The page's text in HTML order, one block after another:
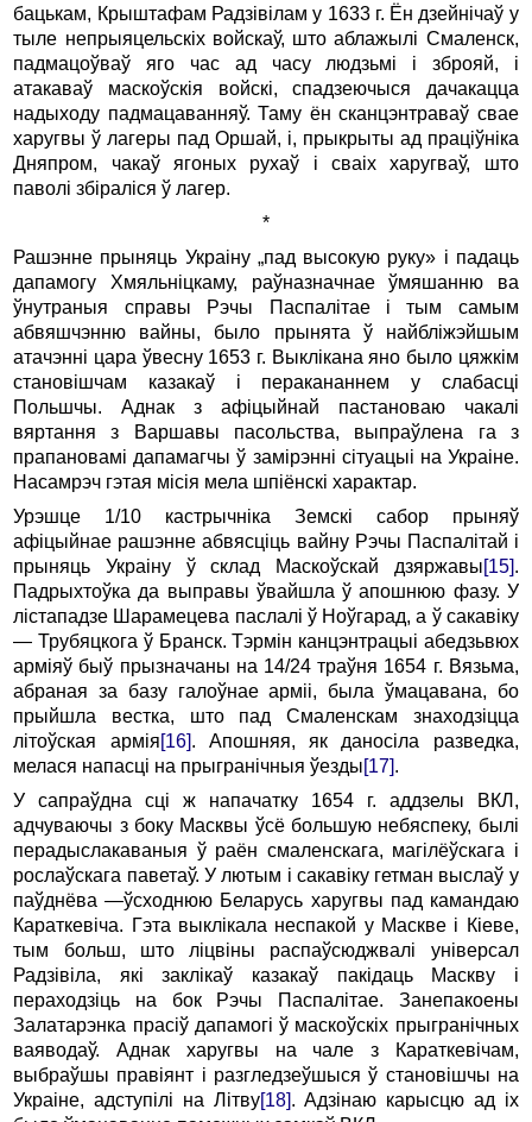
бацькам, Крыштафам Радзівілам у 1633 г. Ён дзейнічаў у
тыле непрыяцельскіх войскаў, што аблажылі Смаленск,
падмацоўваў яго час ад часу людзьмі і зброяй, і
атакаваў маскоўскія войскі, спадзеючыся дачакацца
надыходу падмацаванняў. Таму ён сканцэнтраваў свае
харугвы ў лагеры пад Оршай, і, прыкрыты ад праціўніка
Дняпром, чакаў ягоных рухаў і сваіх харугваў, што
паволі збіраліся ў лагер.
*
Рашэнне прыняць Украіну „пад высокую руку» і падаць
дапамогу Хмяльніцкаму, раўназначнае ўмяшанню ва
ўнутраныя справы Рэчы Паспалітае і тым самым
абвяшчэнню вайны, было прынята ў найбліжэйшым
атачэнні цара ўвесну 1653 г. Выклікана яно было цяжкім
становішчам казакаў і перакананнем у слабасці
Польшчы. Аднак з афіцыйнай пастановаю чакалі
вяртання з Варшавы пасольства, выпраўлена га з
прапановамі дапамагчы ў замірэнні сітуацыі на Украіне.
Насамрэч гэтая місія мела шпіёнскі характар.
Урэшце 1/10 кастрычніка Земскі cабор прыняў
афіцыйнае рашэнне абвясціць вайну Рэчы Паспалітай і
прыняць Украіну ў склад Маскоўскай дзяржавы[15].
Падрыхтоўка да выправы ўвайшла ў апошнюю фазу. У
лістападзе Шарамецева паслалі ў Ноўгарад, а ў сакавіку
— Трубяцкога ў Бранск. Тэрмін канцэнтрацыі абедзьвюх
арміяў быў прызначаны на 14/24 траўня 1654 г. Вязьма,
абраная за базу галоўнае арміі, была ўмацавана, бо
прыйшла вестка, што пад Смаленскам знаходзіцца
літоўская армія[16]. Апошняя, як даносіла разведка,
мелася напасці на прыгранічныя ўезды[17].
У сапраўдна сці ж напачатку 1654 г. аддзелы ВКЛ,
адчуваючы з боку Масквы ўсё большую небяспеку, былі
перадыслакаваныя ў раён смаленскага, магілёўскага і
рослаўскага паветаў. У лютым і сакавіку гетман выслаў у
паўднёва —ўсходнюю Беларусь харугвы пад камандаю
Караткевіча. Гэта выклікала неспакой у Маскве і Кіеве,
тым больш, што ліцвіны распаўсюджвалі універсал
Радзівіла, які заклікаў казакаў пакідаць Маскву і
пераходзіць на бок Рэчы Паспалітае. Занепакоены
Залатарэнка прасіў дапамогі ў маскоўскіх прыгранічных
ваяводаў. Аднак харугвы на чале з Караткевічам,
выбраўшы правіянт і разгледзеўшыся ў становішчы на
Украіне, адступілі на Літву[18]. Адзінаю карысцю ад іх